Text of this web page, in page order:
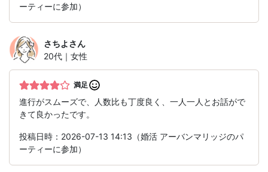
ーティーに参加）
さちよさん
20代｜女性
満足
進行がスムーズで、人数比も丁度良く、一人一人とお話がで
きて良かったです。
投稿日時：2026-07-13 14:13（婚活 アーバンマリッジのパ
ーティーに参加）